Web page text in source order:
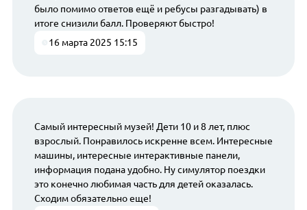
было помимо ответов ещё и ребусы разгадывать) в
итоге снизили балл. Проверяют быстро!
16 марта 2025 15:15
Самый интересный музей! Дети 10 и 8 лет, плюс
взрослый. Понравилось искренне всем. Интересные
машины, интересные интерактивные панели,
информация подана удобно. Ну симулятор поездки
это конечно любимая часть для детей оказалась.
Сходим обязательно еще!